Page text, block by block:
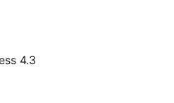
4.3